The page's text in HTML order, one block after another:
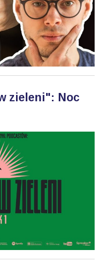
zieleni": Noc